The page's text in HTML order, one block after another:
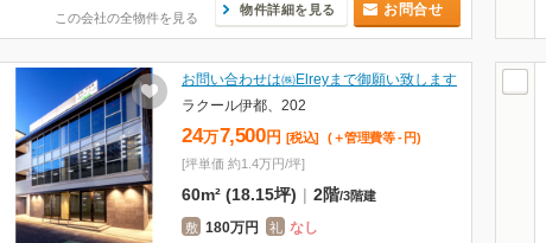
この会社の全物件を見る
物件詳細を見る お問合せ
お問い合わせは㈱Elreyまで御願い致します
ラクール伊都、202
24万7,500 円 [税込] (＋管理費等 - 円)
[坪単価 約1.4万円/坪]
60m² (18.15坪) | 2階/3階建
敷 180万円 礼 なし